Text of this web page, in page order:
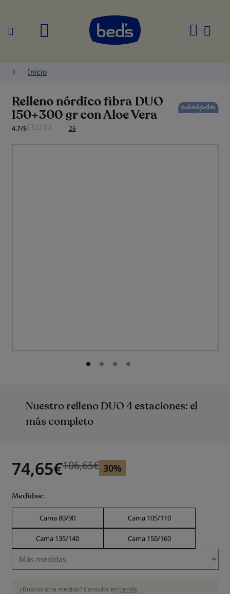
Buscar
Inicio
Relleno nórdico fibra DUO
150+300 gr con Aloe Vera
4.7/5 26
74,65€ Precio anterior
Precio anterior 106,65
106,65€ 30%
Medidas
Cama 80/90 Cama 105/110
Cama 135/140 Cama 150/160
¿Buscas otra medida? Consulta en tienda
galería
Nuestro relleno DUO 4 estaciones: el
más completo